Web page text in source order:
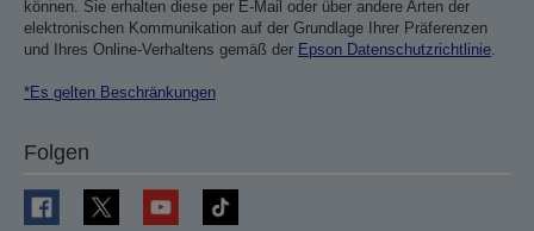
können. Sie erhalten diese per E-Mail oder über andere Arten der
elektronischen Kommunikation auf der Grundlage Ihrer Präferenzen
und Ihres Online-Verhaltens gemäß der Epson Datenschutzrichtlinie.
*Es gelten Beschränkungen
Folgen